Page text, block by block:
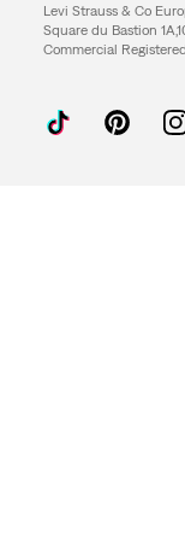
Levi Strauss & Co
Square du Bastion
Commercial